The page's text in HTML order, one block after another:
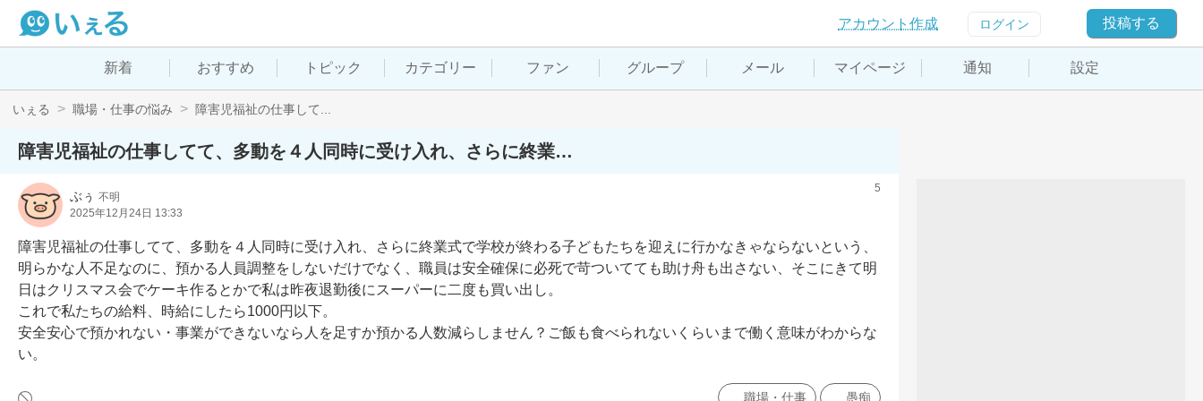
アカウント作成 ログイン 投稿する
新着 おすすめ トピック カテゴリー ファン グループ メール マイページ 通知 設定
いぇる 職場・仕事の悩み 障害児福祉の仕事して...
障害児福祉の仕事してて、多動を４人同時に受け入れ、さらに終業…
ぶぅ 不明
2025年12月24日 13:33
5
障害児福祉の仕事してて、多動を４人同時に受け入れ、さらに終業式で学校が終わる子どもたちを迎えに行かなきゃならないという、
明らかな人不足なのに、預かる人員調整をしないだけでなく、職員は安全確保に必死で苛ついてても助け舟も出さない、そこにきて明
日はクリスマス会でケーキ作るとかで私は昨夜退勤後にスーパーに二度も買い出し。
これで私たちの給料、時給にしたら1000円以下。
安全安心で預かれない・事業ができないなら人を足すか預かる人数減らしません？ご飯も食べられないくらいまで働く意味がわからな
い。
職場・仕事 愚痴